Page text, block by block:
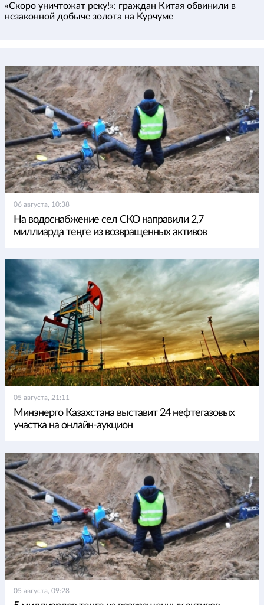
«Скоро уничтожат реку!»: граждан Китая обвинили в
незаконной добыче золота на Курчуме
06 августа, 10:38
На водоснабжение сел СКО направили 2,7
миллиарда теңге из возвращенных активов
05 августа, 21:11
Минэнерго Казахстана выставит 24 нефтегазовых
участка на онлайн-аукцион
05 августа, 09:28